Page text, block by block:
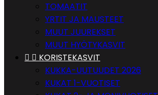
TOMAATIT
YRTIT JA MAUSTEET
MUUT JUUREKSET
MUUT HYÖTYKASVIT
  KORISTEKASVIT
KUKKA-UUTUUDET 2026
KUKAT 1-VUOTISET